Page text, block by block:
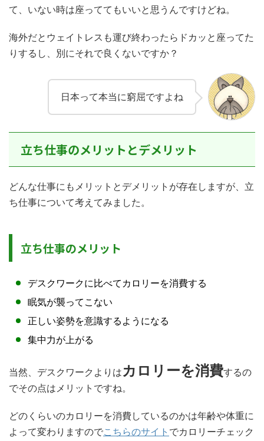
て、いない時は座っててもいいと思うんですけどね。
海外だとウェイトレスも運び終わったらドカッと座ってた
りするし、別にそれで良くないですか？
日本って本当に窮屈ですよね
立ち仕事のメリットとデメリット
どんな仕事にもメリットとデメリットが存在しますが、立
ち仕事について考えてみました。
立ち仕事のメリット
デスクワークに比べてカロリーを消費する
眠気が襲ってこない
正しい姿勢を意識するようになる
集中力が上がる
当然、デスクワークよりはカロリーを消費するの
でその点はメリットですね。
どのくらいのカロリーを消費しているのかは年齢や体重に
よって変わりますのでこちらのサイト でカロリーチェック